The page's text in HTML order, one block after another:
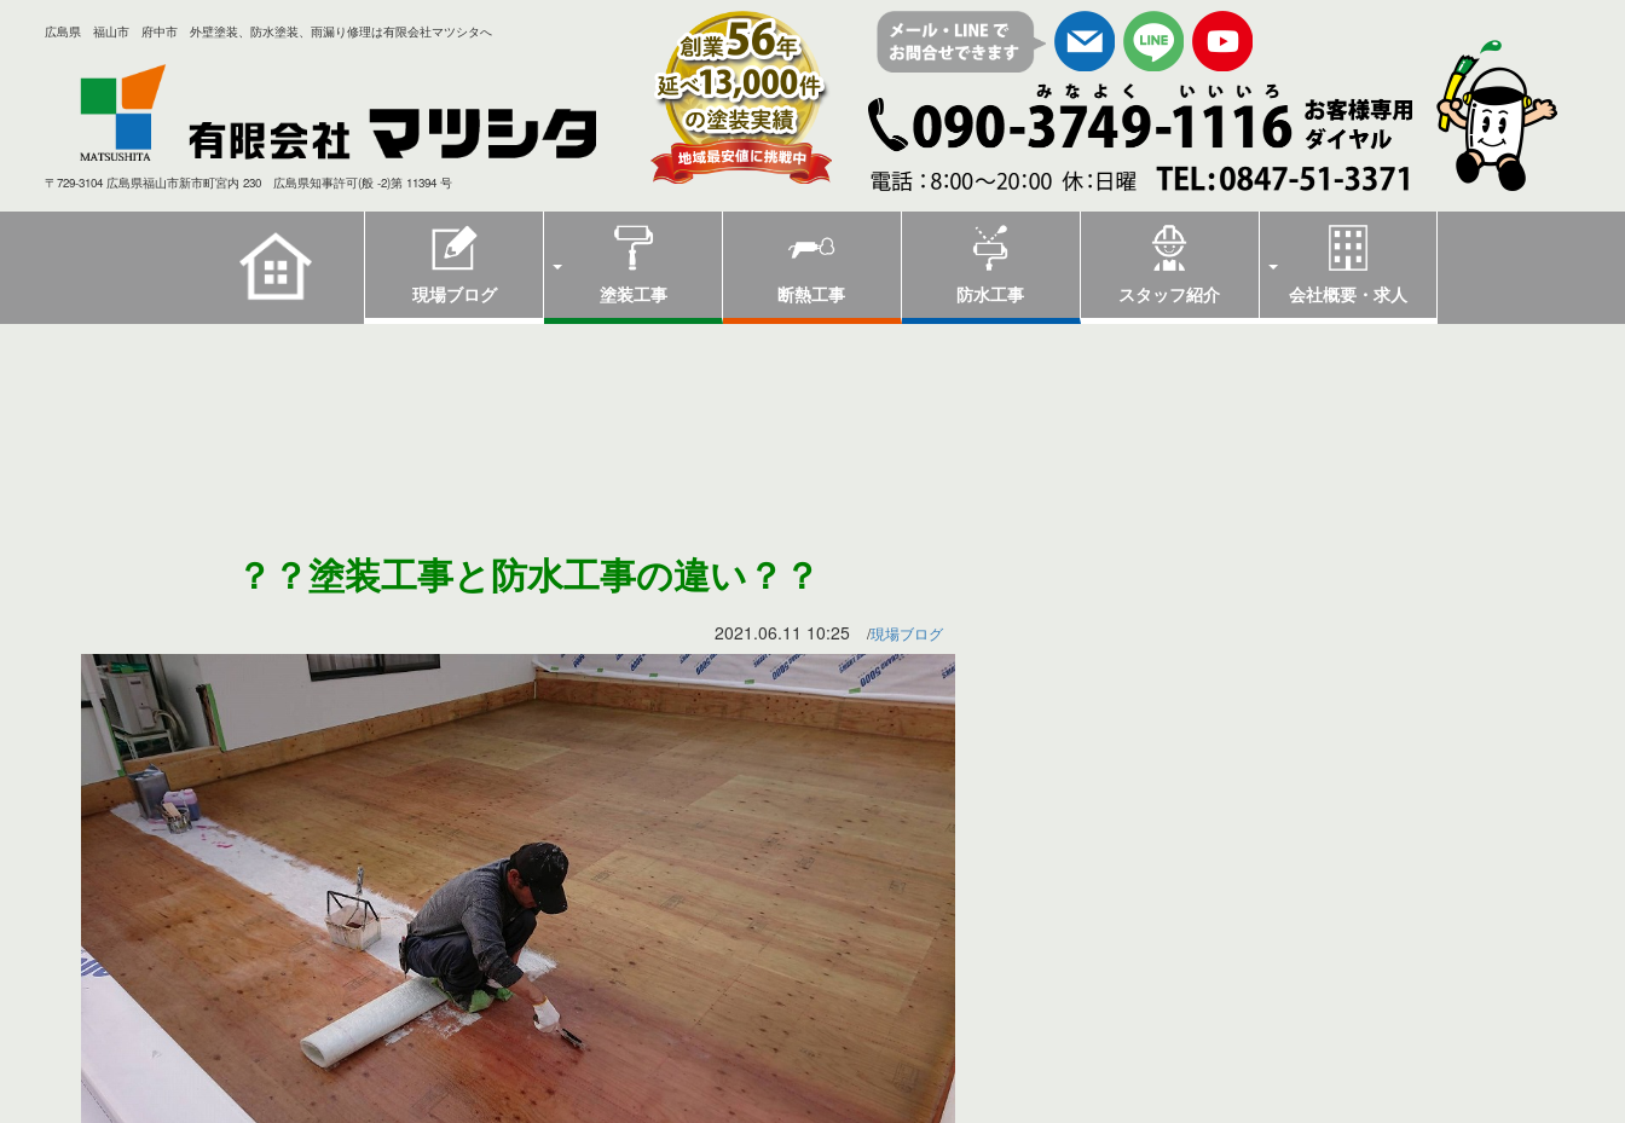
広島県 福山市 府中市 外壁塗装、防水塗装、雨漏り修理は有限会社マツシタへ
〒729-3104 広島県福山市新市町宮内 230 広島県知事許可(般 -2)第 11394 号
現場ブログ 塗装工事 断熱工事 防水工事 スタッフ紹介 会社概要・求人
？？塗装工事と防水工事の違い？？
2021.06.11 10:25 現場ブログ